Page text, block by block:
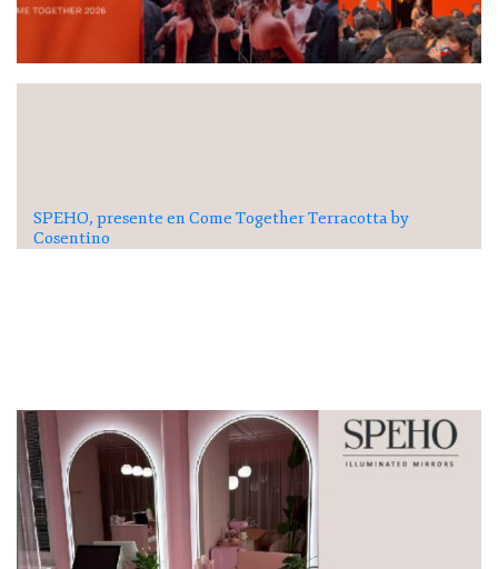
SPEHO, presente en Come Together Terracotta by
Cosentino